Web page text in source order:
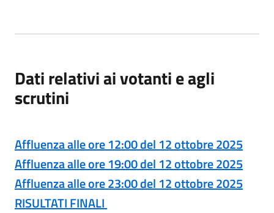
Dati relativi ai votanti e agli
scrutini
Affluenza alle ore 12:00 del 12 ottobre 2025
Affluenza alle ore 19:00 del 12 ottobre 2025
Affluenza alle ore 23:00 del 12 ottobre 2025
RISULTATI FINALI